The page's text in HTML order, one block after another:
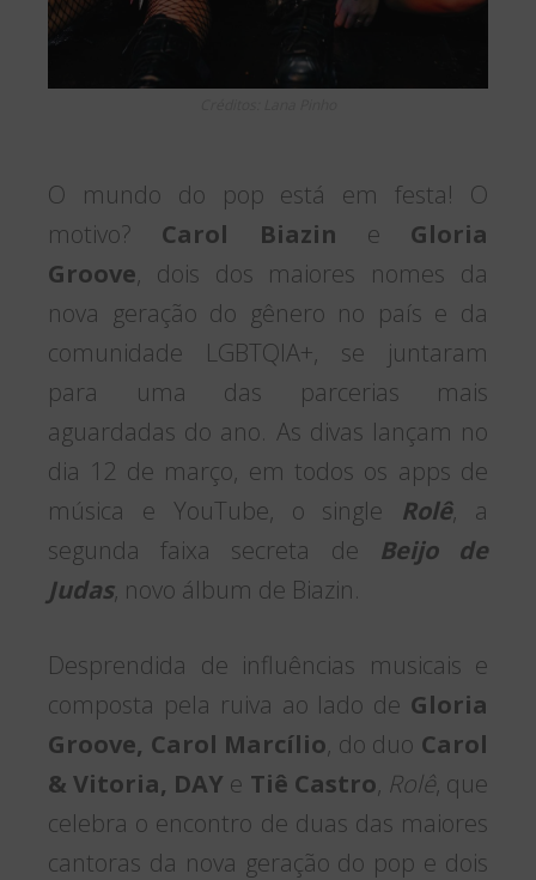
O mundo do pop está em festa! O
motivo? Carol Biazin e Gloria
Groove, dois dos maiores nomes da
nova geração do gênero no país e da
comunidade LGBTQIA+, se juntaram
para uma das parcerias mais
aguardadas do ano. As divas lançam no
dia 12 de março, em todos os apps de
música e YouTube, o single Rolê, a
segunda faixa secreta de Beijo de
Judas, novo álbum de Biazin.
Desprendida de influências musicais e
composta pela ruiva ao lado de Gloria
Groove, Carol Marcílio, do duo Carol
& Vitoria, DAY e Tiê Castro, Rolê, que
celebra o encontro de duas das maiores
cantoras da nova geração do pop e dois